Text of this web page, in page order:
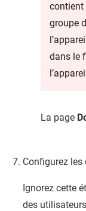
contient
groupe
dans le
La page
Configurez les
Ignorez cette
des